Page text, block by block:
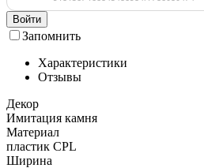
Войти
Запомнить
Характеристики
Отзывы
Декор
Имитация камня
Материал
пластик CPL
Ширина